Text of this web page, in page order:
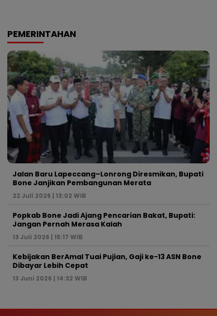
PEMERINTAHAN
Jalan Baru Lapeccang–Lonrong Diresmikan, Bupati
Bone Janjikan Pembangunan Merata
22 Juli 2026 | 13:02 WIB
Popkab Bone Jadi Ajang Pencarian Bakat, Bupati:
Jangan Pernah Merasa Kalah
13 Juli 2026 | 15:17 WIB
Kebijakan BerAmal Tuai Pujian, Gaji ke-13 ASN Bone
Dibayar Lebih Cepat
13 Juni 2026 | 14:32 WIB